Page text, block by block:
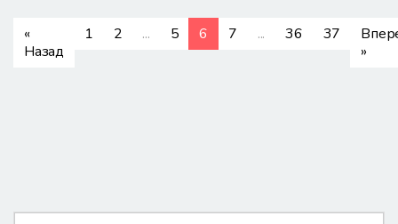
«
Назад
1 2 ... 5 6 (current)
7 ... 36 37
»